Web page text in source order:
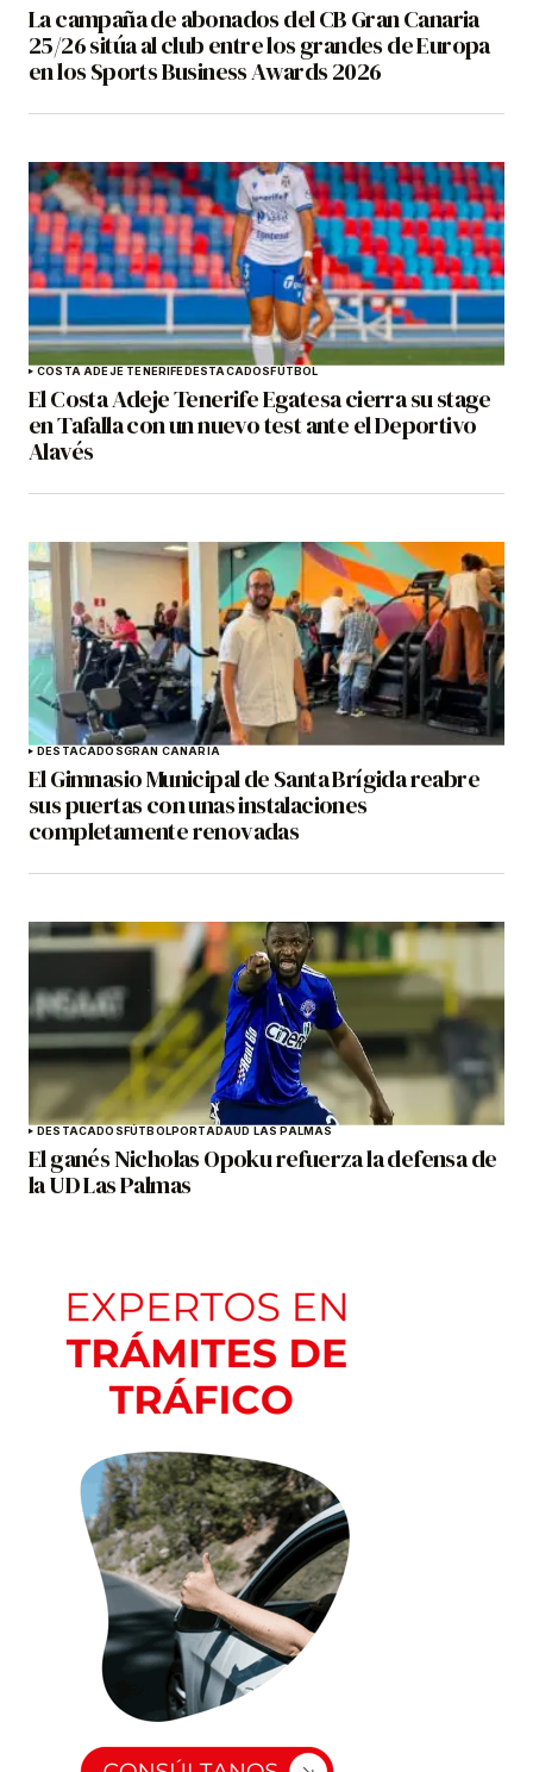
La campaña de abonados del CB Gran Canaria
25/26 sitúa al club entre los grandes de Europa
en los Sports Business Awards 2026
COSTA ADEJE TENERIFEDESTACADOSFÚTBOL
El Costa Adeje Tenerife Egatesa cierra su stage
en Tafalla con un nuevo test ante el Deportivo
Alavés
DESTACADOSGRAN CANARIA
El Gimnasio Municipal de Santa Brígida reabre
sus puertas con unas instalaciones
completamente renovadas
DESTACADOSFÚTBOLPORTADAUD LAS PALMAS
El ganés Nicholas Opoku refuerza la defensa de
la UD Las Palmas